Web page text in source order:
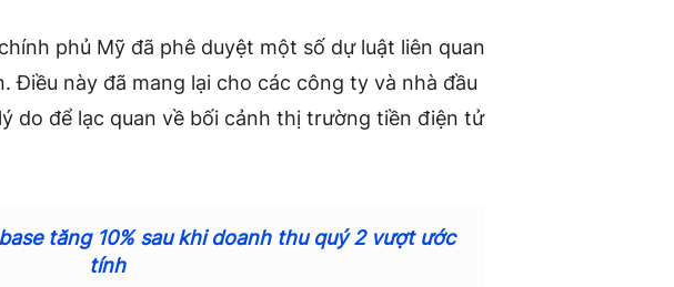
phủ Mỹ đã phê duyệt một số dự luật liên quan
Điều này đã mang lại cho các công ty và nhà đầu
do để lạc quan về bối cảnh thị trường tiền điện tử
tăng 10% sau khi doanh thu quý 2 vượt ước
tính